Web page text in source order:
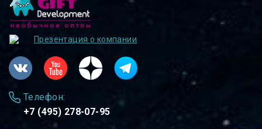
Презентация о компании
Телефон:
+7 (495) 278-07-95